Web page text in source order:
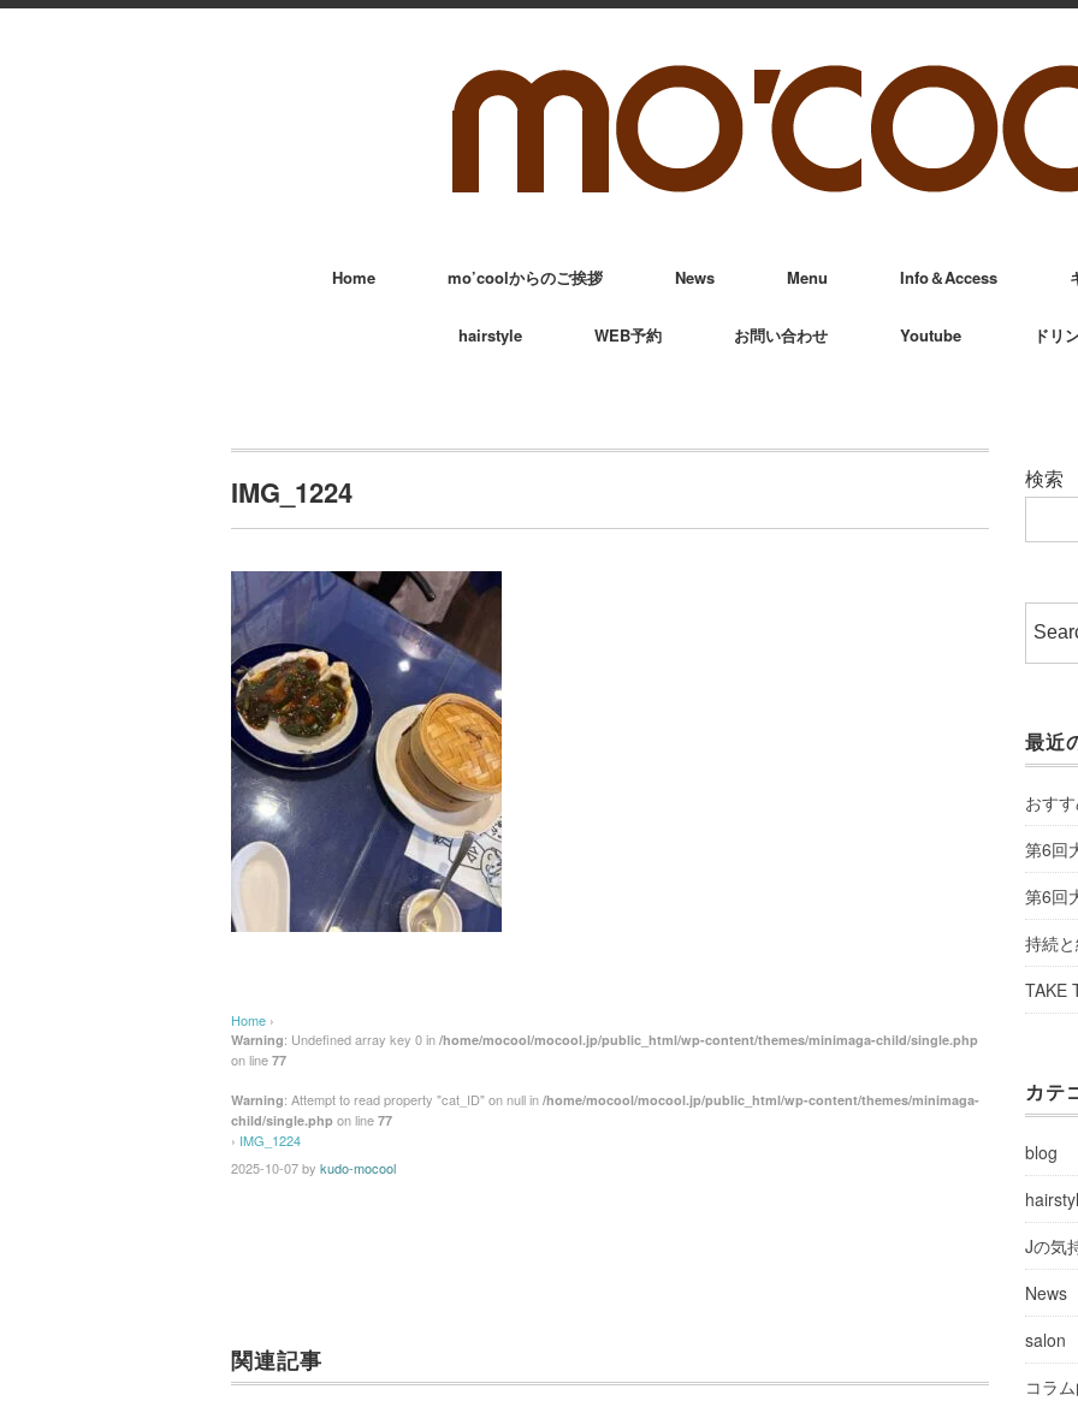
Home mo’coolからのご挨拶 News Menu Info＆Access
hairstyle WEB予約 お問い合わせ Youtube ドリ
IMG_1224
Home ›
Warning: Undefined array key 0 in /home/mocool/mocool.jp/public_html/wp-content/themes/minimaga-child/single.php
on line 77
Warning: Attempt to read property "cat_ID" on null in /home/mocool/mocool.jp/public_html/wp-content/themes/minimaga-
child/single.php on line 77
› IMG_1224
2025-10-07by kudo-mocool
関連記事
検索
最近
おす
第6回
第6回
持続
TAKE
カテ
blog
Jの気
News
salon
コラ